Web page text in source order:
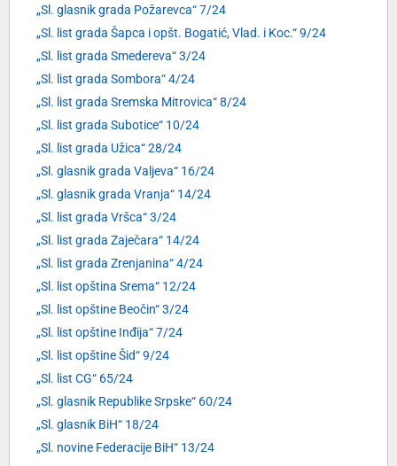
„Sl. glasnik grada Požarevca“ 7/24
„Sl. list grada Šapca i opšt. Bogatić, Vlad. i Koc.“ 9/24
„Sl. list grada Smedereva“ 3/24
„Sl. list grada Sombora“ 4/24
„Sl. list grada Sremska Mitrovica“ 8/24
„Sl. list grada Subotice“ 10/24
„Sl. list grada Užica“ 28/24
„Sl. glasnik grada Valjeva“ 16/24
„Sl. glasnik grada Vranja“ 14/24
„Sl. list grada Vršca“ 3/24
„Sl. list grada Zaječara“ 14/24
„Sl. list grada Zrenjanina“ 4/24
„Sl. list opština Srema“ 12/24
„Sl. list opštine Beočin“ 3/24
„Sl. list opštine Inđija“ 7/24
„Sl. list opštine Šid“ 9/24
„Sl. list CG“ 65/24
„Sl. glasnik Republike Srpske“ 60/24
„Sl. glasnik BiH“ 18/24
„Sl. novine Federacije BiH“ 13/24